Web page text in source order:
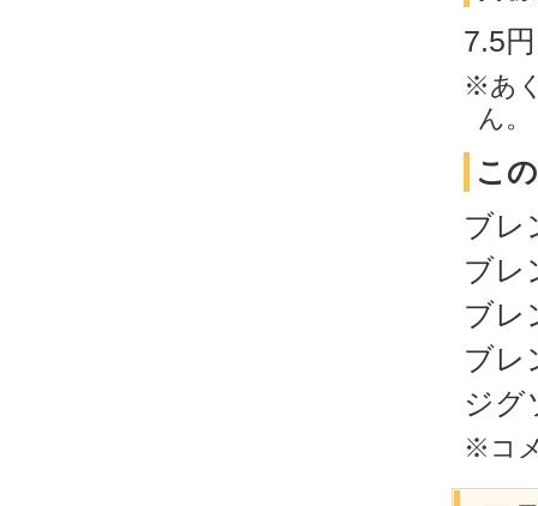
7.5
※あ
ん。
こ
ブレ
ブレ
ブレ
ブレ
ジグ
※コ